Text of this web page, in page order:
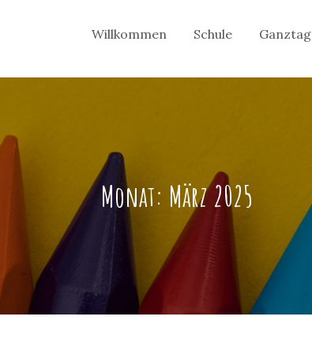
Willkommen Schule Ganztag
Monat: März 2025